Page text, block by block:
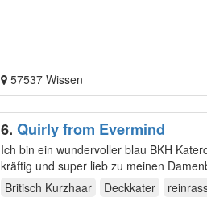
57537 Wissen
6. Quirly from Evermind
Ich bin ein wundervoller blau BKH
kräftig und super lieb zu ­meinen
vererbe…
Britisch Kurzhaar Deckkater